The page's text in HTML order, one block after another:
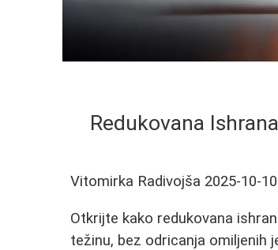
Redukovana
Vitomirka Radivojša 2025-10-10
Otkrijte kako redukovana
težinu, bez odricanja omiljenih